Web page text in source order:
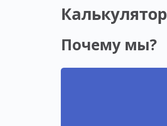
Калькулятор
Почему мы?